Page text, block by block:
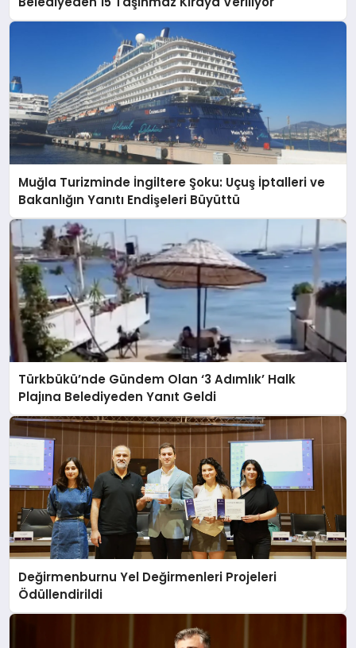
Muğla Turizminde İngiltere Şoku: Uçuş İptalleri ve
Bakanlığın Yanıtı Endişeleri Büyüttü
Türkbükü’nde Gündem Olan ‘3 Adımlık’ Halk
Plajına Belediyeden Yanıt Geldi
Değirmenburnu Yel Değirmenleri Projeleri
Ödüllendirildi